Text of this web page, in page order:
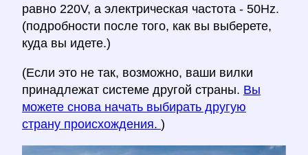
равно 220V, а электрическая частота - 50Hz.
(подробности после того, как вы выберете,
куда вы идете.)
(Если это не так, возможно, ваши вилки
принадлежат системе другой страны. Вы
можете снова начать выбирать другую
страну происхождения. )